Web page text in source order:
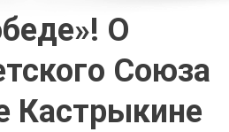
О
Союза
Кастрыкине